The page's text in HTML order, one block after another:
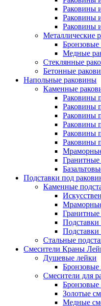
Раковины
Раковины
Раковины
Металлические
Медные
Стеклянные
Бетонные
Напольные раковины
Каменные
Раковины
Раковины
Раковины
Раковины
Раковины
Раковины
Гранитные
Подставки под
Каменные
Гранитные
Подставки
Подставки
Стальные
Смесители Краны
Душевые лейки
Бронзовые
Смесители для
Бронзовые
Золотые
Медные